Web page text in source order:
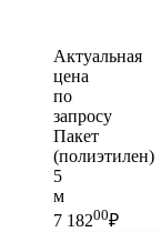
Актуальная
цена
по
запросу
Пакет
(полиэтилен)
5
м
7 18200₽